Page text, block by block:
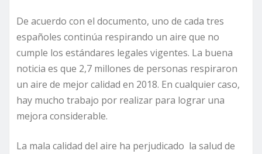
De acuerdo con el documento, uno de cada tres
españoles continúa respirando un aire que no
cumple los estándares legales vigentes. La buena
noticia es que 2,7 millones de personas respiraron
un aire de mejor calidad en 2018. En cualquier caso,
hay mucho trabajo por realizar para lograr una
mejora considerable.
La mala calidad del aire ha perjudicado la salud de